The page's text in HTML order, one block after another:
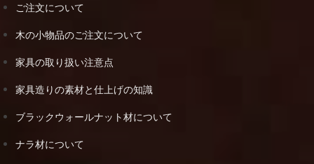
ご注文について
木の小物品のご注文について
家具の取り扱い注意点
家具造りの素材と仕上げの知識
ブラックウォールナット材について
ナラ材について